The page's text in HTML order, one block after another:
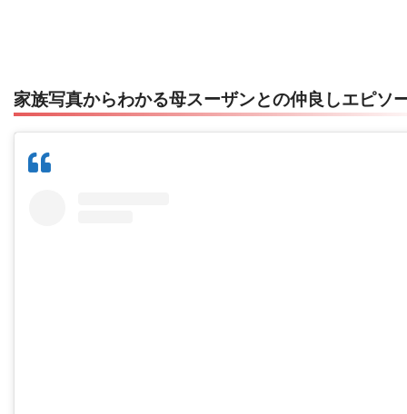
家族写真からわかる母スーザンとの仲良しエピソ